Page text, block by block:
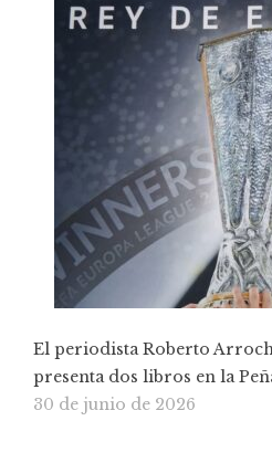
El periodista Roberto
presenta dos libros en la
30 de junio de 2026